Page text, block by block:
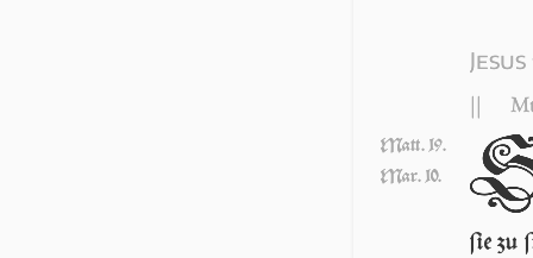
||
Matt. 19.
Mar. 10.
ſie zu